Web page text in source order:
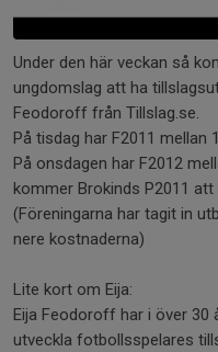
Under den här veckan så
ungdomslag att ha
Feodoroff från Tillslag.se.
På tisdag har F2011 mellan
På onsdagen har F2012
kommer Brokinds P2011
(Föreningarna har tagit in
nere kostnaderna)
Lite kort om Eija:
Eija Feodoroff har i över
utveckla fotbollsspelares